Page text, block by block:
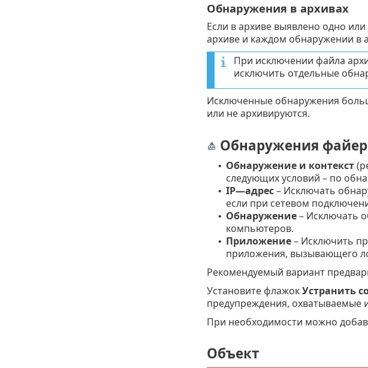
Обнаружения в архивах
Если в архиве выявлено одно
архиве и каждом обнаружении в
При исключении файла
исключить отдельные
Исключенные обнаружения
или не архивируются.
Обнаружения
• Обнаружение и контекст
следующих условий – по
• IP—адрес– Исключать
если при сетевом
• Обнаружение– Исключать
компьютеров.
• Приложение– Исключить
приложения, вызывающего
Рекомендуемый вариант
Установите флажокУстранить
предупреждения, охватываемые
При необходимости можно
Объект